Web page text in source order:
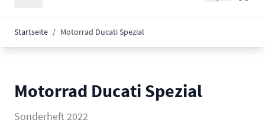
Startseite / Motorrad Ducati Spezial
Motorrad Ducati Spezial
Sonderheft 2022